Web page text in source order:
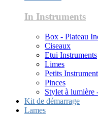
In Instruments
Box - Plateau
Ciseaux
Etui Instruments
Limes
Petits
Pinces
Stylet à lumière
Kit de démarrage
Lames